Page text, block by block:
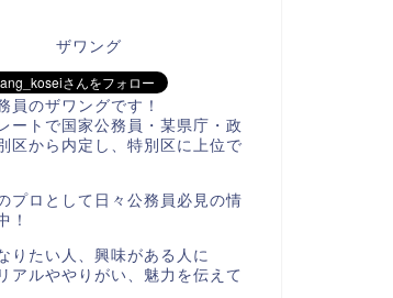
ザワング
員のザワングです！
ートで国家公務員・某県庁・政
区から内定し、特別区に上位で
プロとして日々公務員必見の情
！
りたい人、興味がある人に
アルややりがい、魅力を伝えて